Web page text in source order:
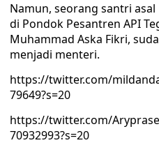
Namun, seorang santri
di Pondok Pesantren API
Muhammad Aska Fikri,
menjadi menteri.
https://twitter.com/
79649?s=20
https://twitter.com/
70932993?s=20